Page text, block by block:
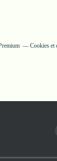
Cookies et